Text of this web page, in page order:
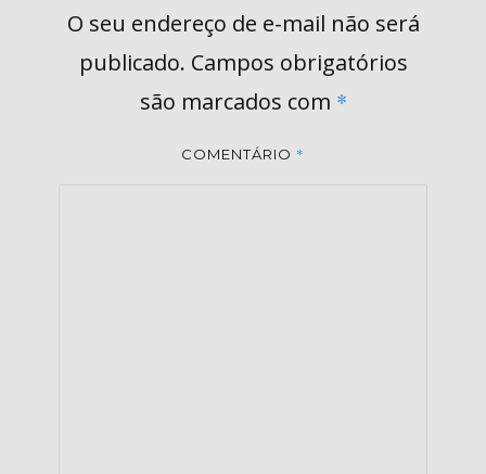
O seu endereço de e-mail não será
publicado. Campos obrigatórios
são marcados com *
COMENTÁRIO *